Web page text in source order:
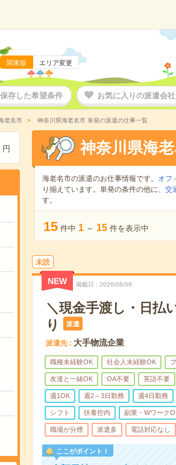
関東版 エリア変更
保存した希望条件 お気に入りの派遣会社
老名市 神奈川県海老名市 単発の派遣の仕事一覧
円 神奈川県海
海老名市の派遣のお仕事情報です。 オフ
り揃えています。単発の条件の他に、 交
す。
15 件中 1 ～ 15 件を表示中
未読
NEW 掲載日 2026/08/06
＼現金手渡し・日払
り
派遣
派遣先 大手物流企業
職種未経験OK 社会人未経験OK
友達と一緒OK OA不要 英語不要
週1OK 週2～3日勤務 週4日勤務
シフト 扶養控内 副業・Wワーク
職場が分煙 派遣多 電話対応なし
ここがポイント！